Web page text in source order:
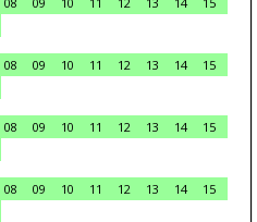
08 09 10 11 12 13 14
15
08 09 10 11 12 13 14
15
08 09 10 11 12 13 14
15